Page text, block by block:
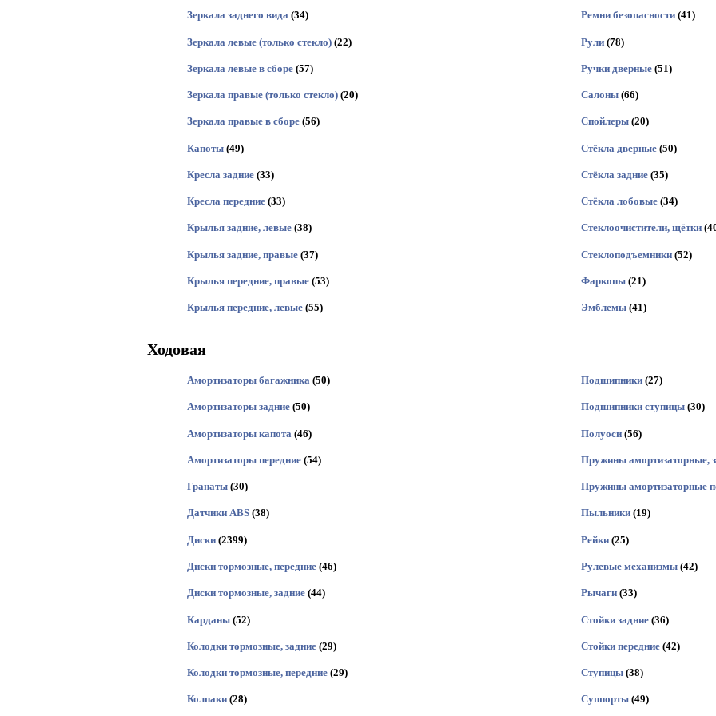
Зеркала заднего вида (34)
Зеркала левые (только стекло) (22)
Зеркала левые в сборе (57)
Зеркала правые (только стекло) (20)
Зеркала правые в сборе (56)
Капоты (49)
Кресла задние (33)
Кресла передние (33)
Крылья задние, левые (38)
Крылья задние, правые (37)
Крылья передние, правые (53)
Крылья передние, левые (55)
Ремни безопасности (41)
Рули (78)
Ручки дверные (51)
Салоны (66)
Спойлеры (20)
Стёкла дверные (50)
Стёкла задние (35)
Стёкла лобовые (34)
Стеклоочистители, щётки
Стеклоподъемники (52)
Фаркопы (21)
Эмблемы (41)
Ходовая
Амортизаторы багажника (50)
Амортизаторы задние (50)
Амортизаторы капота (46)
Амортизаторы передние (54)
Гранаты (30)
Датчики ABS (38)
Диски (2399)
Диски тормозные, передние (46)
Диски тормозные, задние (44)
Карданы (52)
Колодки тормозные, задние (29)
Колодки тормозные, передние (29)
Колпаки (28)
Подшипники (27)
Подшипники ступицы (30)
Полуоси (56)
Пружины амортизаторные,
Пружины амортизаторные
Пыльники (19)
Рейки (25)
Рулевые механизмы (42)
Рычаги (33)
Стойки задние (36)
Стойки передние (42)
Ступицы (38)
Суппорты (49)